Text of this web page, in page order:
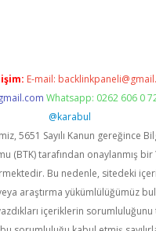
E-mail:
Whatsapp: 0262 606 0
@karabul
5651 Sayılı Kanun gereğince
(BTK) tarafından onaylanmış bir
Bu nedenle, sitedeki
araştırma yükümlülüğümüz
içeriklerin sorumluluğunu